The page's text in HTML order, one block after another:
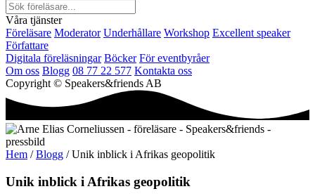
Våra tjänster
Föreläsare Moderator Underhållare Workshop Excellent speaker
Författare
Digitala föreläsningar Böcker För eventbyråer
Om oss Blogg 08 77 22 577 Kontakta oss
Copyright © Speakers&friends AB
Hem /Blogg / Unik inblick i Afrikas geopolitik
Unik inblick i Afrikas geopolitik